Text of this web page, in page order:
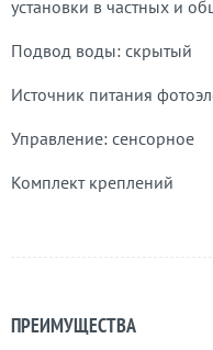
установки в частных и
Подвод воды: скрытый
Источник питания
Управление: сенсорное
Комплект креплений
ПРЕИМУЩЕСТВА